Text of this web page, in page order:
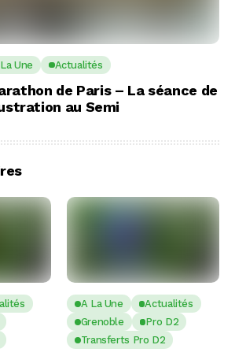
Une Actualités
de Paris – La séance de
au Semi
A La Une
Actualités
Grenoble
Pro D2
Transferts Pro D2